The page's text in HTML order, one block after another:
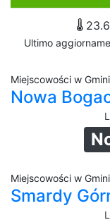
23.6
Ultimo
Miejscowości w
Nowa
Miejscowości w
Smardy